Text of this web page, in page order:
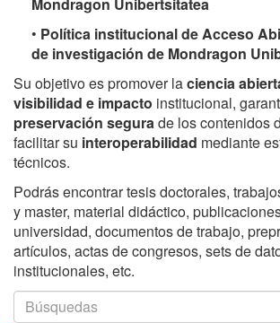
• Política institucional de Acceso
de investigación de Mondragon
Su objetivo es promover laciencia
visibilidad e impacto institucional,
preservación segurade los contenidos
facilitar su interoperabilidad mediante
técnicos.
Podrás encontrar tesis doctorales,
y master, material didáctico,
universidad, documentos de trabajo,
artículos, actas de congresos, sets de
institucionales, etc.